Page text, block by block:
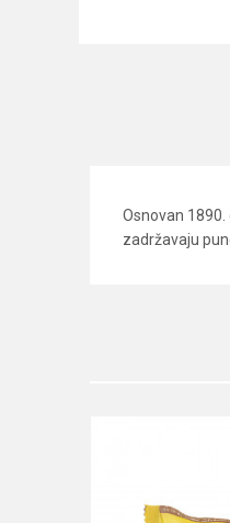
Osnovan
zadržavaju
Nutritivne